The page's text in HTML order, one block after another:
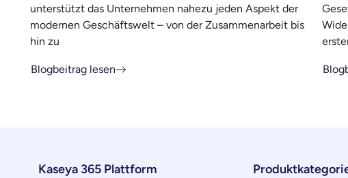
unterstützt das Unternehmen nahezu jeden Aspekt der
modernen Geschäftswelt – von der Zusammenarbeit bis
hin zu
Blogbeitrag lesen
Kaseya 365 Plattform